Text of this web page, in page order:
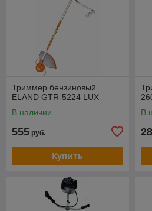
Триммер бензиновый
ELAND GTR-5224 LUX
В наличии
555 руб.
Купить
В